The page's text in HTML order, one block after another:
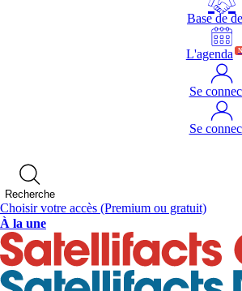
Base de
L'agenda
Se
Se
Recherche
Choisir votre accès (Premium ou gratuit)
À la une